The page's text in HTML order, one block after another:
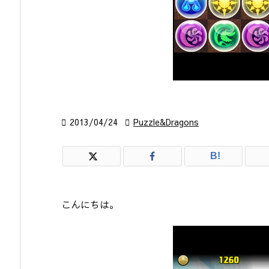
 2013/04/24  Puzzle&Dragons
B!
こんにちは。